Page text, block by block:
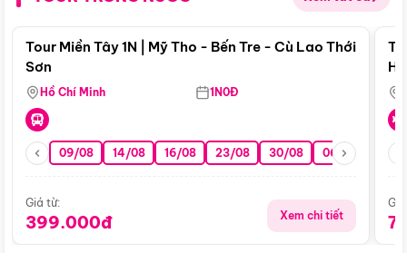
Điểm nổi bật
Tour Miền Tây 1N | Mỹ Tho - Bến Tre - Cù Lao Thới
Sơn
Hồ Chí Minh 1N0Đ
09/08 14/08 16/08 23/08 30/08 06/09 13/09
Giá từ:
399.000đ Xem chi tiết